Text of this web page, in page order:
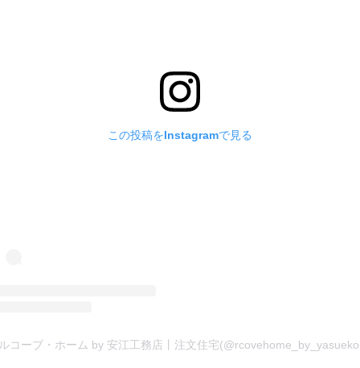
この投稿をInstagramで見る